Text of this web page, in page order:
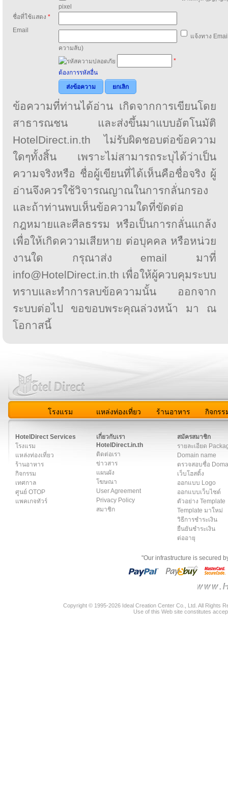
pixel
ชื่อที่ใช้แสดง *
Email
แจ้งทาง
ความลับ)
*
ต้องการรหัสอื่น
ส่งข้อความ
ยกเลิก
ข้อความที่ท่านได้อ่าน เกิดจากการเขียนโดย
สาธารณชน และส่งขึ้นมาแบบอัตโนมัติ
HotelDirect.in.th ไม่รับผิดชอบต่อข้อความ
ใดๆทั้งสิ้น เพราะไม่สามารถระบุได้ว่าเป็น
ความจริงหรือ ชื่อผู้เขียนที่ได้เห็นคือชื่อจริง ผู้
อ่านจึงควรใช้วิจารณญาณในการกลั่นกรอง
และถ้าท่านพบเห็นข้อความใดที่ขัดต่อ
กฎหมายและศีลธรรม หรือเป็นการกลั่นแกล้ง
เพื่อให้เกิดความเสียหาย ต่อบุคคล หรือหน่วย
งานใด กรุณาส่ง email มาที่
info@HotelDirect.in.th เพื่อให้ผู้ควบคุมระบบ
ทราบและทำการลบข้อความนั้น ออกจาก
ระบบต่อไป ขอขอบพระคุณล่วงหน้า มา ณ
โอกาสนี้
โรงแรม แหล่งท่องเที่ยว ร้านอาหาร กิจกรร
HotelDirect Services
โรงแรม
แหล่งท่องเที่ยว
ร้านอาหาร
กิจกรรม
เทศกาล
ศูนย์ OTOP
แพคเกจทัวร์
เกี่ยวกับเรา
HotelDirect.in.th
ติดต่อเรา
ข่าวสาร
แผนผัง
โฆษณา
User Agreement
Privacy Policy
สมาชิก
สมัครสมาชิก
รายละเอียด
Domain name
ตรวจสอบชื่อ
เว็บโฮสติ้ง
ออกแบบ Logo
ออกแบบเว็บไซต์
ตัวอย่าง Template
Template มาใหม่
วิธีการชำระเงิน
ยืนยันชำระเงิน
ต่ออายุ
"Our infrastructure is secured
Copyright © 1995-2026 Ideal Creation Center Co., Ltd. All Rights
Use of this Web site constitutes